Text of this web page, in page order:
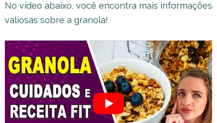
No vídeo abaixo, você encontra mais informações
valiosas sobre a granola!